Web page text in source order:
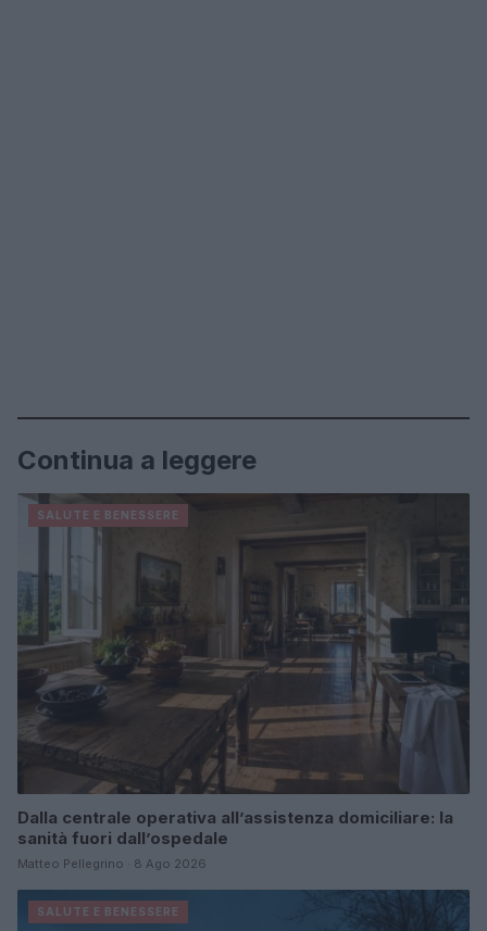
Continua a leggere
SALUTE E BENESSERE
Dalla centrale operativa all’assistenza domiciliare: la
sanità fuori dall’ospedale
Matteo Pellegrino · 8 Ago 2026
SALUTE E BENESSERE